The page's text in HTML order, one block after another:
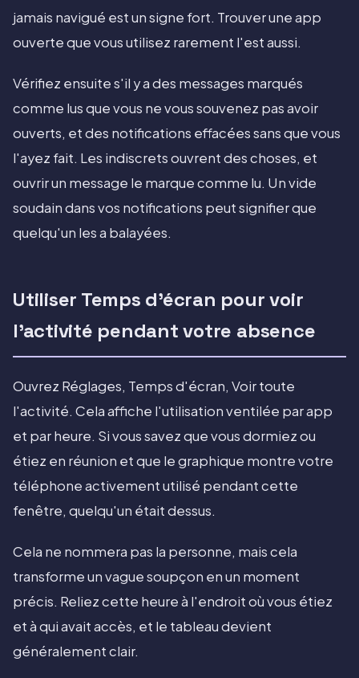
jamais navigué est un signe fort. Trouver une app
ouverte que vous utilisez rarement l'est aussi.
Vérifiez ensuite s'il y a des messages marqués
comme lus que vous ne vous souvenez pas avoir
ouverts, et des notifications effacées sans que vous
l'ayez fait. Les indiscrets ouvrent des choses, et
ouvrir un message le marque comme lu. Un vide
soudain dans vos notifications peut signifier que
quelqu'un les a balayées.
Utiliser Temps d'écran pour voir
l'activité pendant votre absence
Ouvrez Réglages, Temps d'écran, Voir toute
l'activité. Cela affiche l'utilisation ventilée par app
et par heure. Si vous savez que vous dormiez ou
étiez en réunion et que le graphique montre votre
téléphone activement utilisé pendant cette
fenêtre, quelqu'un était dessus.
Cela ne nommera pas la personne, mais cela
transforme un vague soupçon en un moment
précis. Reliez cette heure à l'endroit où vous étiez
et à qui avait accès, et le tableau devient
généralement clair.